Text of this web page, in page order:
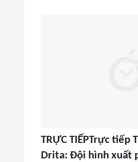
TRỰC TIẾPTrực tiếp
Drita: Đội hình xuất